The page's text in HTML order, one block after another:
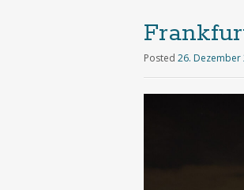
Posted 26. Dezember